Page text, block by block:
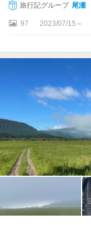
旅行記グループ 尾瀬
97 2023/07/15～